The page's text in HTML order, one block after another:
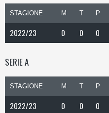
STAGIONE M T P
2022/23 0 0 0
SERIE A
STAGIONE M T P
2022/23 0 0 0